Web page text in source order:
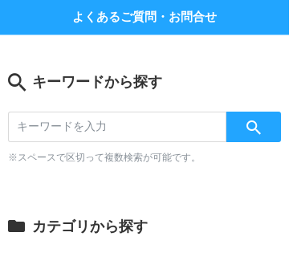
よくあるご質問・お問合せ
キーワードから探す
※スペースで区切って複数検索が可能です。
カテゴリから探す